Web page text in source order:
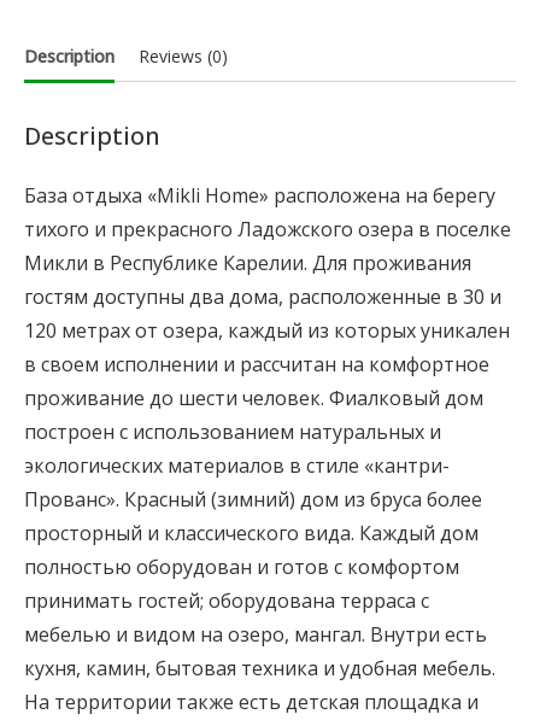
Description Reviews (0)
Description
База отдыха «Mikli Home» расположена на берегу
тихого и прекрасного Ладожского озера в поселке
Микли в Республике Карелии. Для проживания
гостям доступны два дома, расположенные в 30 и
120 метрах от озера, каждый из которых уникален
в своем исполнении и рассчитан на комфортное
проживание до шести человек. Фиалковый дом
построен с использованием натуральных и
экологических материалов в стиле «кантри-
Прованс». Красный (зимний) дом из бруса более
просторный и классического вида. Каждый дом
полностью оборудован и готов с комфортом
принимать гостей; оборудована терраса с
мебелью и видом на озеро, мангал. Внутри есть
кухня, камин, бытовая техника и удобная мебель.
На территории также есть детская площадка и